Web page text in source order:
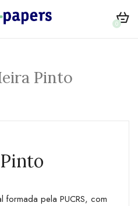
0
Pinto
formada pela PUCRS, com